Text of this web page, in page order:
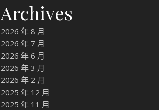
Archives
2026 年 8 月
2026 年 7 月
2026 年 6 月
2026 年 3 月
2026 年 2 月
2025 年 12 月
2025 年 11 月